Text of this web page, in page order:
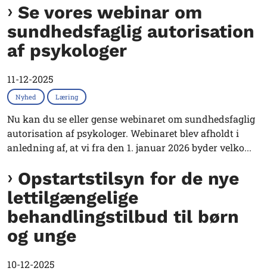
Se vores webinar om
sundhedsfaglig autorisation
af psykologer
11-12-2025
Nyhed Læring
Nu kan du se eller gense webinaret om sundhedsfaglig
autorisation af psykologer. Webinaret blev afholdt i
anledning af, at vi fra den 1. januar 2026 byder velko...
Opstartstilsyn for de nye
lettilgængelige
behandlingstilbud til børn
og unge
10-12-2025